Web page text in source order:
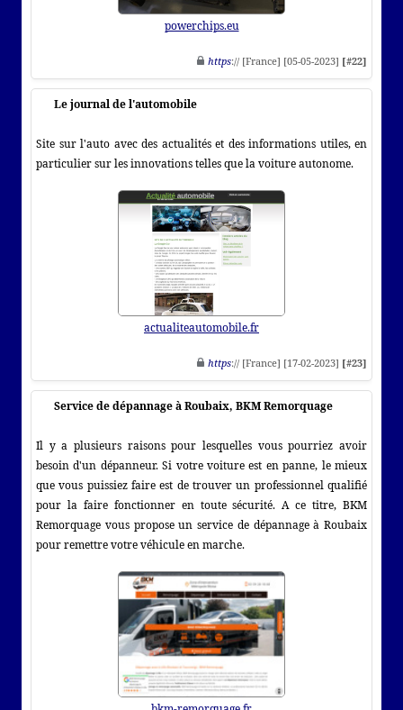
powerchips.eu
https:// [France] [05-05-2023] [#22]
Le journal de l'automobile
Site sur l'auto avec des actualités et des informations utiles, en
particulier sur les innovations telles que la voiture autonome.
actualiteautomobile.fr
https:// [France] [17-02-2023] [#23]
Service de dépannage à Roubaix, BKM Remorquage
Il y a plusieurs raisons pour lesquelles vous pourriez avoir
besoin d'un dépanneur. Si votre voiture est en panne, le mieux
que vous puissiez faire est de trouver un professionnel qualifié
pour la faire fonctionner en toute sécurité. A ce titre, BKM
Remorquage vous propose un service de dépannage à Roubaix
pour remettre votre véhicule en marche.